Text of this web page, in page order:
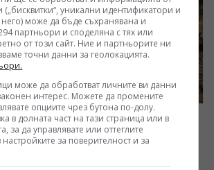
милисекунди, докато
се разширява и изстива над залива
химическа смес претърпява
Резултатът не е просто
а раждането на изцяло
образувания – сферичните
известни като „хирошимити“.
ледници вече не спасяват
сърце на Европа
(„бисквитки“, уникални идентификатори и
може да бъде съхранявана и
партньори и споделяна с тях или
от този сайт. Ние и партньорите ни
точни данни за геолокацията.
може да обработват личните ви данни
интерес. Можете да промените
опциите чрез бутона по-долу.
в долната част на тази страница или в
за да управлявате или оттеглите
настройките за поверителност и за